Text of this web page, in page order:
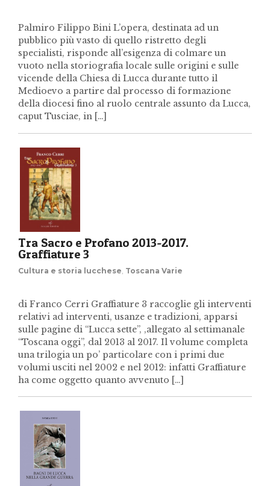
Palmiro Filippo Bini L’opera, destinata ad un
pubblico più vasto di quello ristretto degli
specialisti, risponde all’esigenza di colmare un
vuoto nella storiografia locale sulle origini e sulle
vicende della Chiesa di Lucca durante tutto il
Medioevo a partire dal processo di formazione
della diocesi fino al ruolo centrale assunto da Lucca,
caput Tusciae, in […]
Tra Sacro e Profano 2013-2017.
Graffiature 3
Cultura e storia lucchese, Toscana Varie
di Franco Cerri Graffiature 3 raccoglie gli interventi
relativi ad interventi, usanze e tradizioni, apparsi
sulle pagine di “Lucca sette”, ,allegato al settimanale
“Toscana oggi”, dal 2013 al 2017. Il volume completa
una trilogia un po’ particolare con i primi due
volumi usciti nel 2002 e nel 2012: infatti Graffiature
ha come oggetto quanto avvenuto […]